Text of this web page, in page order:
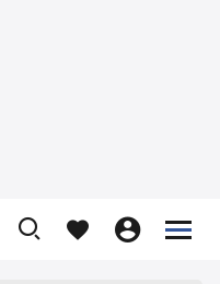
   

